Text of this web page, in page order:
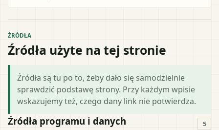
ŹRÓDŁA
Źródła użyte na tej stronie
Źródła są tu po to, żeby dało się samodzielnie
sprawdzić podstawę strony. Przy każdym wpisie
wskazujemy też, czego dany link nie potwierdza.
Źródła programu i danych 5